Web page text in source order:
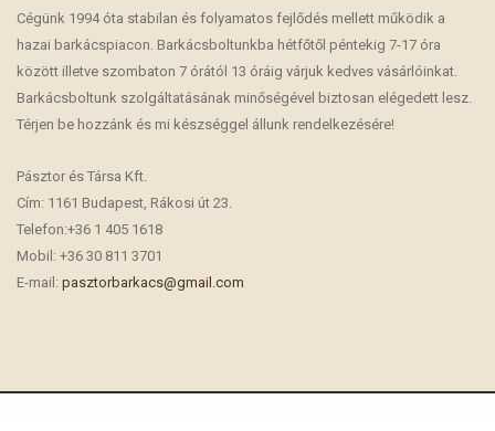
Cégünk 1994 óta stabilan és folyamatos fejlődés mellett működik a
hazai barkácspiacon. Barkácsboltunkba hétfőtől péntekig 7-17 óra
között illetve szombaton 7 órától 13 óráig várjuk kedves vásárlóinkat.
Barkácsboltunk szolgáltatásának minőségével biztosan elégedett lesz.
Térjen be hozzánk és mi készséggel állunk rendelkezésére!
Pásztor és Társa Kft.
Cím: 1161 Budapest, Rákosi út 23.
Telefon:+36 1 405 1618
Mobil: +36 30 811 3701
E-mail: pasztorbarkacs@gmail.com